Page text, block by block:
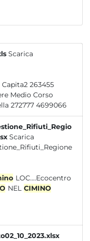
Scarica
263455
Medio Corso
272777 4699066
Scarica
LOC....Ecocentro
NEL CIMINO